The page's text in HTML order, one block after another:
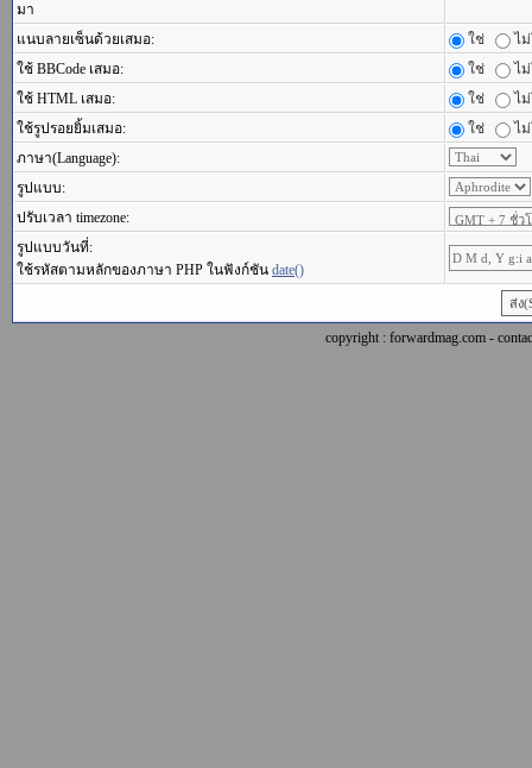
มา
แนบลายเซ็นด้วยเสมอ: ใช่
ไ
ใช้ BBCode เสมอ:
ใช่
ไ
ใช้ HTML เสมอ:
ใช่
ไ
ใช้รูปรอยยิ้มเสมอ:
ใช่
ไ
ภาษา(Language):
รูปแบบ:
ปรับเวลา timezone:
รูปแบบวันที่:
ใช้รหัสตามหลักของภาษา PHP ในฟังก์ชัน date()
copyright : forwardmag.com -